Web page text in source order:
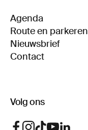
Agenda
Route en parkeren
Nieuwsbrief
Contact
Volg ons